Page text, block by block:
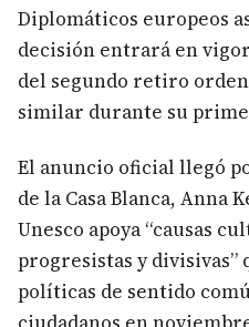
Diplomáticos europeos
decisión entrará en
del segundo retiro
similar durante su
El anuncio oficial llegó
de la Casa Blanca, Anna
Unesco apoya “causas
progresistas y divisivas”
políticas de sentido